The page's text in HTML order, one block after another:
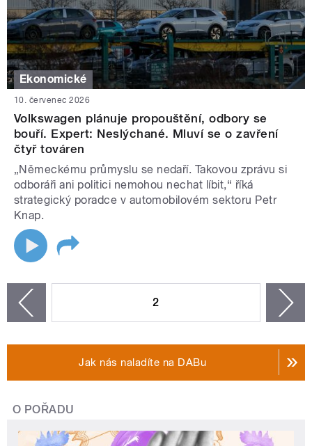
Ekonomické
10. červenec 2026
Volkswagen plánuje propouštění, odbory se
bouří. Expert: Neslýchané. Mluví se o zavření
čtyř továren
„Německému průmyslu se nedaří. Takovou zprávu si
odboráři ani politici nemohou nechat líbit,“ říká
strategický poradce v automobilovém sektoru Petr
Knap.
2
Jak nás naladíte na DABu
O POŘADU